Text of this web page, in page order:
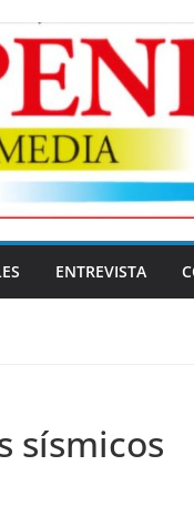
ENTREVISTA
sísmicos